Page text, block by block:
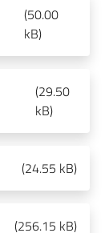
(50.00
kB)
(29.50
kB)
(24.55 kB)
(256.15 kB)